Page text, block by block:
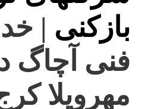
بازکنی |
فنی آچاگ
مهرویلا